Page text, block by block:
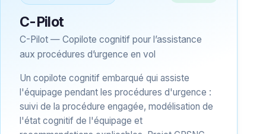
C-Pilot
C-Pilot — Copilote cognitif pour l’assistance
aux procédures d’urgence en vol
Un copilote cognitif embarqué qui assiste
l'équipage pendant les procédures d'urgence :
suivi de la procédure engagée, modélisation de
l'état cognitif de l'équipage et